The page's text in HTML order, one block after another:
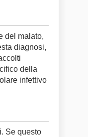
del malato,
diagnosi,
della
infettivo
Se questo